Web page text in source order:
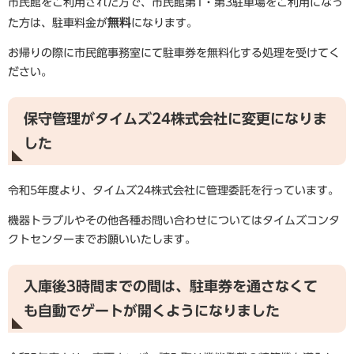
市民館をご利用された方で、市民館第1・第3駐車場をご利用になっ
た方は、駐車料金が無料になります。
お帰りの際に市民館事務室にて駐車券を無料化する処理を受けてく
ださい。
保守管理がタイムズ24株式会社に変更になりま
した
令和5年度より、タイムズ24株式会社に管理委託を行っています。
機器トラブルやその他各種お問い合わせについてはタイムズコンタ
クトセンターまでお願いいたします。
入庫後3時間までの間は、駐車券を通さなくて
も自動でゲートが開くようになりました